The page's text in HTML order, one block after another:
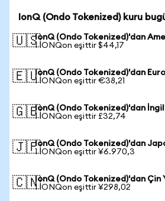
IonQ (Ondo Tokenized) kuru
🇺🇸IonQ (Ondo Tokenized)'dan
1 IONQon eşittir $44,17
🇪🇺IonQ (Ondo Tokenized)'dan
1 IONQon eşittir €38,21
🇬🇧IonQ (Ondo Tokenized)'dan
1 IONQon eşittir £32,74
🇯🇵IonQ (Ondo Tokenized)'dan
1 IONQon eşittir ¥6.970,3
🇨🇳IonQ (Ondo Tokenized)'dan Çin
1 IONQon eşittir ¥298,02